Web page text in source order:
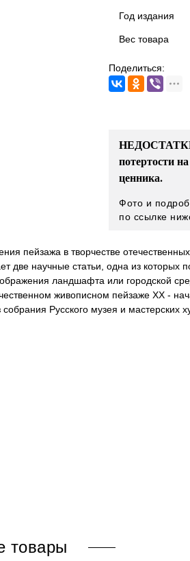
Год издания
Вес товара
Поделиться:
потертости
ценника.
Фото и
по ссылке
пейзажа в творчестве
две научные статьи, одна из которых
ландшафта или городской
живописном пейзаже ХХ -
Русского музея и мастерских
товары